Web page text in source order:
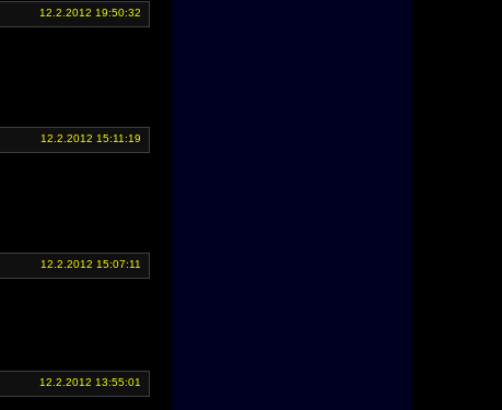
12.2.2012 19:50:32
12.2.2012 15:11:19
12.2.2012 15:07:11
12.2.2012 13:55:01